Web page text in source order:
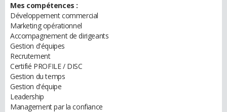
Mes compétences :
Développement commercial
Marketing opérationnel
Accompagnement de dirigeants
Gestion d'équipes
Recrutement
Certifié PROFILE / DISC
Gestion du temps
Gestion d'équipe
Leadership
Management par la confiance